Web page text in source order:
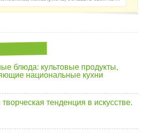
блюда: культовые продукты,
национальные кухни
тенденция в искусстве.